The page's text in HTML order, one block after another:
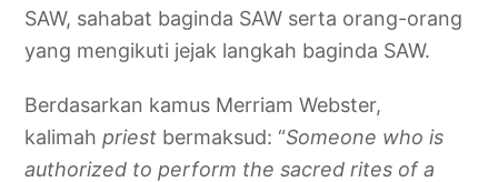
SAW, sahabat baginda SAW serta orang-orang
yang mengikuti jejak langkah baginda SAW.
Berdasarkan kamus Merriam Webster,
kalimahpriest bermaksud: “Someone who is
authorized to perform the sacred rites of a